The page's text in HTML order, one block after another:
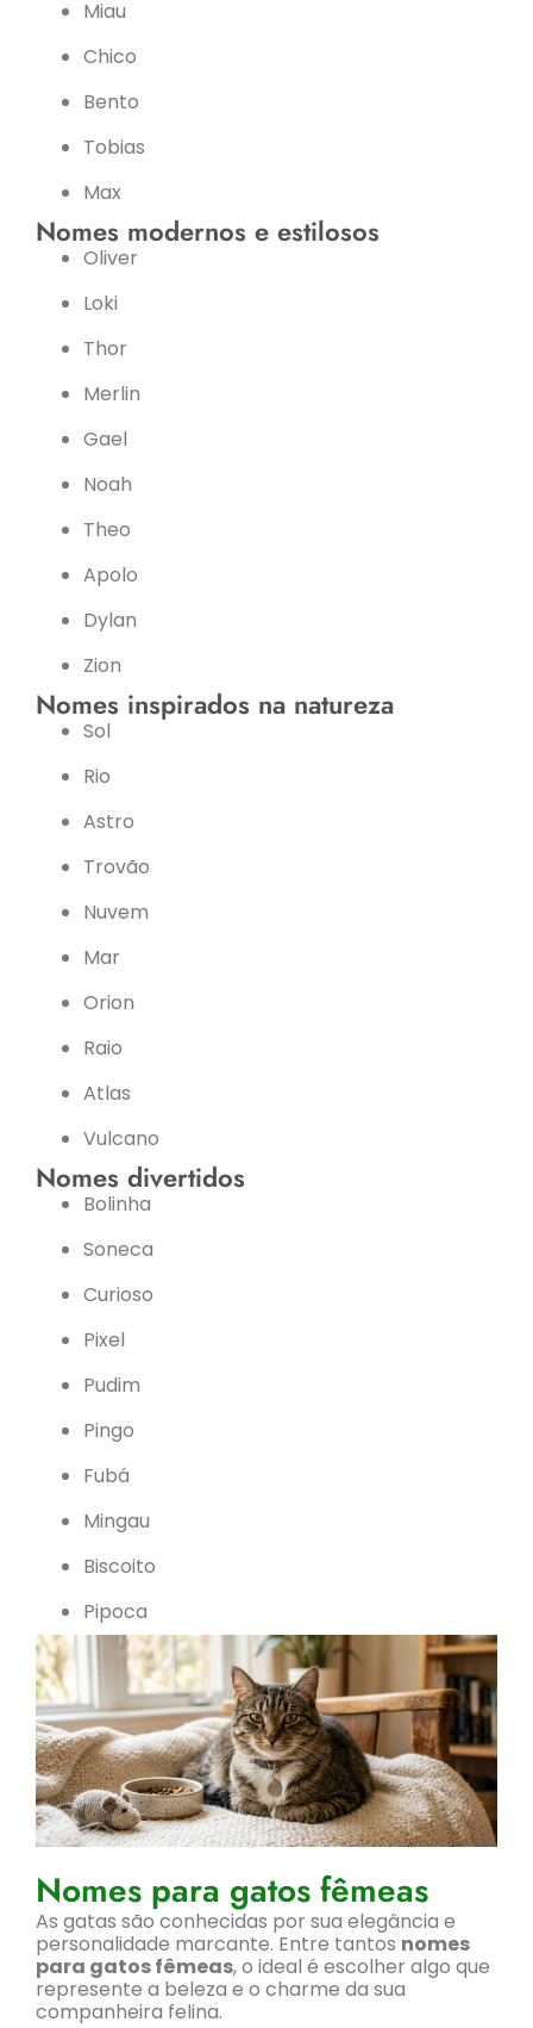
Miau
Chico
Bento
Tobias
Max
Nomes modernos e estilosos
Oliver
Loki
Thor
Merlin
Gael
Noah
Theo
Apolo
Dylan
Zion
Nomes inspirados na natureza
Sol
Rio
Astro
Trovão
Nuvem
Mar
Orion
Raio
Atlas
Vulcano
Nomes divertidos
Bolinha
Soneca
Curioso
Pixel
Pudim
Pingo
Fubá
Mingau
Biscoito
Pipoca
Nomes para gatos fêmeas
As gatas são conhecidas por sua elegância e
personalidade marcante. Entre tantos nomes
para gatos fêmeas, o ideal é escolher algo que
represente a beleza e o charme da sua
companheira felina.